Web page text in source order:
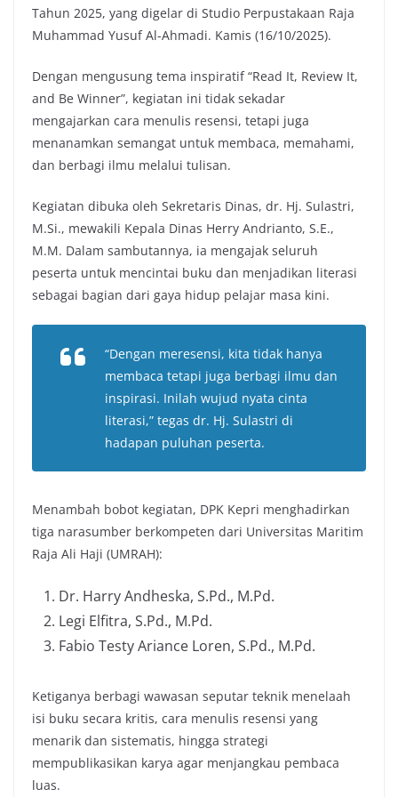
Tahun 2025, yang digelar di Studio Perpustakaan Raja
Muhammad Yusuf Al-Ahmadi. Kamis (16/10/2025).
Dengan mengusung tema inspiratif “Read It, Review It,
and Be Winner”, kegiatan ini tidak sekadar
mengajarkan cara menulis resensi, tetapi juga
menanamkan semangat untuk membaca, memahami,
dan berbagi ilmu melalui tulisan.
Kegiatan dibuka oleh Sekretaris Dinas, dr. Hj. Sulastri,
M.Si., mewakili Kepala Dinas Herry Andrianto, S.E.,
M.M. Dalam sambutannya, ia mengajak seluruh
peserta untuk mencintai buku dan menjadikan literasi
sebagai bagian dari gaya hidup pelajar masa kini.
“Dengan meresensi, kita tidak hanya
membaca tetapi juga berbagi ilmu dan
inspirasi. Inilah wujud nyata cinta
literasi,” tegas dr. Hj. Sulastri di
hadapan puluhan peserta.
Menambah bobot kegiatan, DPK Kepri menghadirkan
tiga narasumber berkompeten dari Universitas Maritim
Raja Ali Haji (UMRAH):
Dr. Harry Andheska, S.Pd., M.Pd.
Legi Elfitra, S.Pd., M.Pd.
Fabio Testy Ariance Loren, S.Pd., M.Pd.
Ketiganya berbagi wawasan seputar teknik menelaah
isi buku secara kritis, cara menulis resensi yang
menarik dan sistematis, hingga strategi
mempublikasikan karya agar menjangkau pembaca
luas.